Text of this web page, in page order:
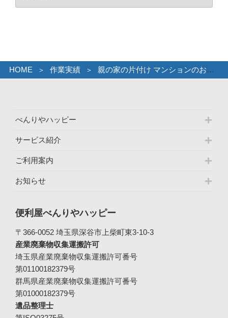
HOME 作業実績 親の家の片付け マンションのお部屋の不要品引取り。
べんりやハッピー
サービス紹介
ご利用案内
お知らせ
便利屋べんりやハッピー
〒366-0052 埼玉県深谷市上柴町東3-10-3
産業廃棄物収集運搬許可
埼玉県産業廃棄物収集運搬許可番号
第01100182379号
群馬県産業廃棄物収集運搬許可番号
第01000182379号
遺品整理士